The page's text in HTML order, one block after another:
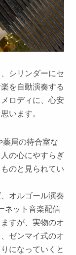
シリンダーにセ
を自動演奏する
ロディに、心安
います。
薬局の待合室な
の心にやすらぎ
のと見られてい
オルゴール演奏
ネット音楽配信
すが、実物のオ
ゼンマイ式のオ
になっていくと